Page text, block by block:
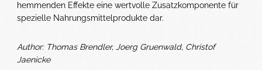
hemmenden Effekte eine wertvolle Zusatzkomponente für
spezielle Nahrungsmittelprodukte dar.
Author: Thomas Brendler, Joerg Gruenwald, Christof
Jaenicke